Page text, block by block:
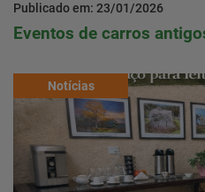
Baixe o App
Área restrita
Publicado em: 23/01/2026
Eventos de carros
Notícias